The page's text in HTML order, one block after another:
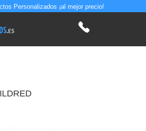
Personalizados ¡al mejor precio!